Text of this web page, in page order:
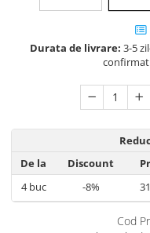
Lamele si cepi de lemn
Picioare si rotile mobilier
Picioare mobilier
Scurgatoare pentru vase
Cosuri Jolly si coloane
Durata de livrare: 3-5
confirmat
De la
Discount
4buc -8%
Cod